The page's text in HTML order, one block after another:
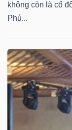
không còn là cổ
Phú...